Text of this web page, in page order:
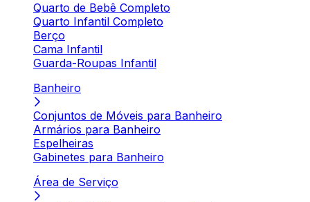
Quarto de Bebê Completo
Quarto Infantil Completo
Berço
Cama Infantil
Guarda-Roupas Infantil
Banheiro
Conjuntos de Móveis para Banheiro
Armários para Banheiro
Espelheiras
Gabinetes para Banheiro
Área de Serviço